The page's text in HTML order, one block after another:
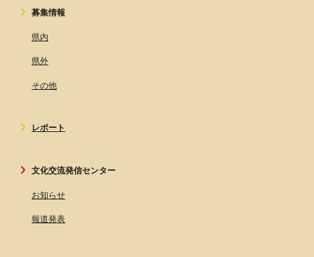
募集情報
県内
県外
その他
レポート
文化交流発信センター
お知らせ
報道発表